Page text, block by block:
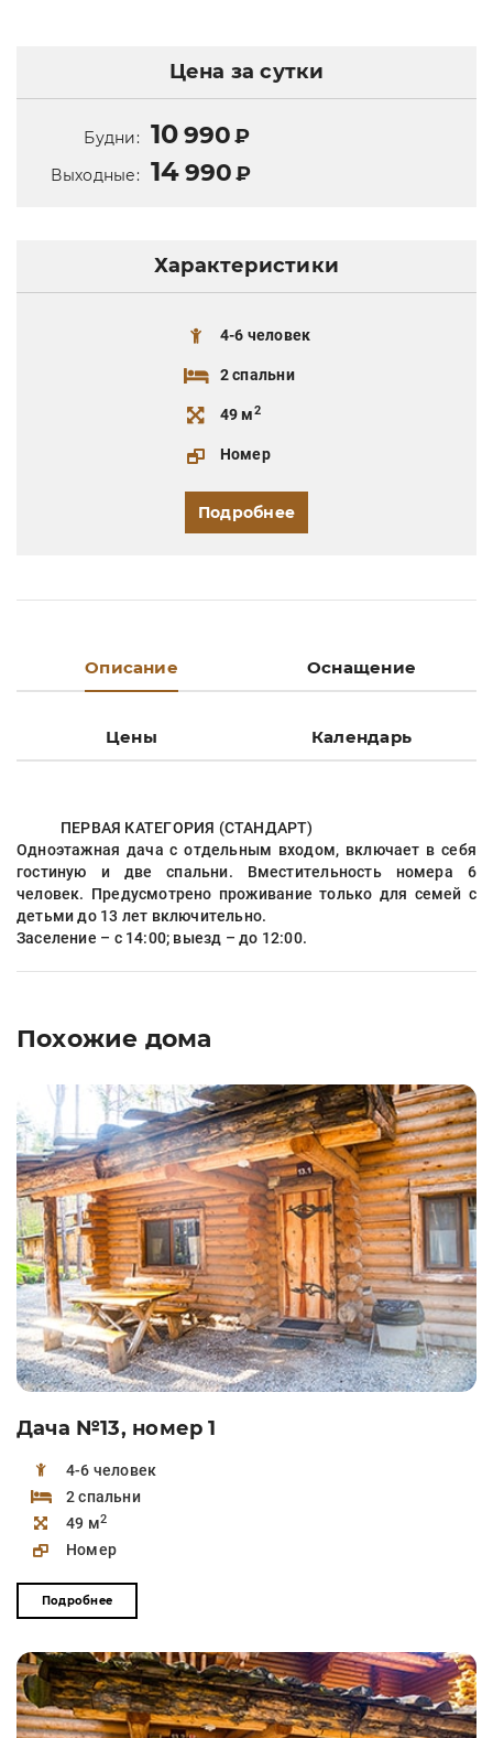
Цена за сутки
Будни: 10990 ₽
Выходные: 14990 ₽
Характеристики
4-6 человек
2 спальни
49 м2
Номер
Подробнее
Описание Оснащение
Цены Календарь
ПЕРВАЯ КАТЕГОРИЯ (СТАНДАРТ)
Одноэтажная дача с отдельным входом, включает в себя
гостиную и две спальни. Вместительность номера 6
человек. Предусмотрено проживание только для семей с
детьми до 13 лет включительно.
Заселение – с 14:00; выезд – до 12:00.
Похожие дома
Дача №13, номер 1
4-6 человек
2 спальни
49 м2
Номер
Подробнее